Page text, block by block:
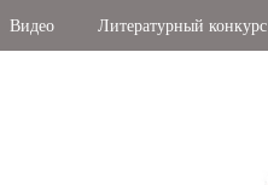
Видео Литературный конкурс